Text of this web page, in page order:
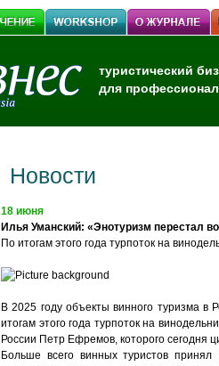
туристический
для
Новости
18 июня
Илья Уманский: «Энотуризм перестал
По итогам этого года турпоток на
В 2025 году объекты винного туризма в
итогам этого года турпоток на
России Петр Ефремов, которого сегодня
Больше всего винных туристов